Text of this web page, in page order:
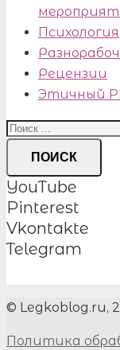
Психология
Рецензии
Этичный
ПОИСК
YouTube
Pinterest
Vkontakte
Telegram
© Legkoblog.ru,
Политика